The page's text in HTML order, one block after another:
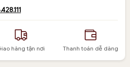
hàng tận nơi Thanh toán dễ dàng